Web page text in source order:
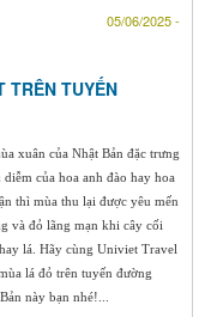
05/06/2025 -
TRÊN TUYẾN
xuân của Nhật Bản đặc trưng
của hoa anh đào hay hoa
thì mùa thu lại được yêu mến
và đỏ lãng mạn khi cây cối
lá. Hãy cùng Univiet Travel
lá đỏ trên tuyến đường
này bạn nhé!...